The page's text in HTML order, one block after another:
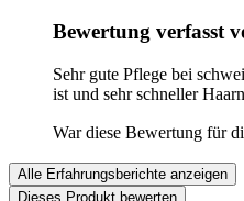
Bewertung verfasst
Sehr gute Pflege bei
ist und sehr schneller
War diese Bewertung für
Alle Erfahrungsberichte anzeigen
Dieses Produkt bewerten